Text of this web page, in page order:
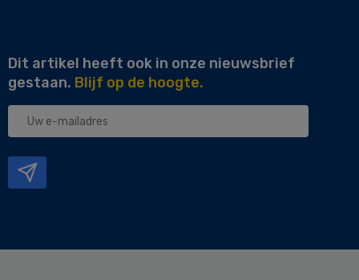
Dit artikel heeft ook in onze nieuwsbrief
gestaan. Blijf op de hoogte.
Uw